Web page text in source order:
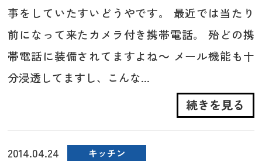
事をしていたすいどうやです。 最近では当たり
前になって来たカメラ付き携帯電話。 殆どの携
帯電話に装備されてますよね～ メール機能も十
分浸透してますし、こんな...
続きを見る
2014.04.24 キッチン